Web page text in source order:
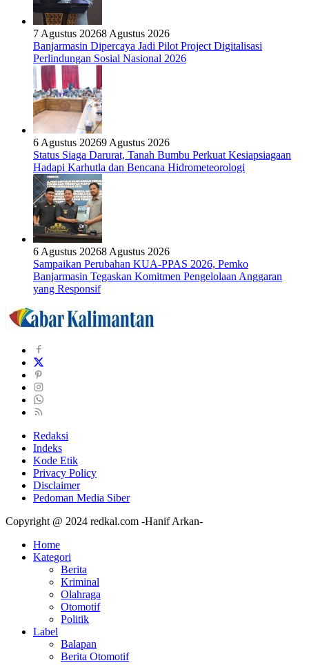
7 Agustus 20268 Agustus 2026
Banjarmasin Dipercaya Jadi Pilot Project Digitalisasi
Perlindungan Sosial Nasional 2026
6 Agustus 20269 Agustus 2026
Status Siaga Darurat, Tanah Bumbu Perkuat Kesiapsiagaan
Hadapi Karhutla dan Bencana Hidrometeorologi
6 Agustus 20268 Agustus 2026
Sampaikan Perubahan KUA-PPAS 2026, Pemko
Banjarmasin Tegaskan Komitmen Pengelolaan Anggaran
yang Responsif
Redaksi
Indeks
Kode Etik
Privacy Policy
Disclaimer
Pedoman Media Siber
Copyright @ 2024 redkal.com -Hanif Arkan-
Home
Kategori
Berita
Kriminal
Olahraga
Otomotif
Politik
Label
Balapan
Berita Otomotif